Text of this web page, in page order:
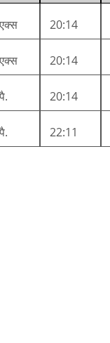
एक्स 20:14
एक्स 20:14
पै. 20:14
पै. 22:11